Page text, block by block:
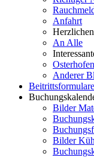
Anfahrt
An Alle
Anderer
Beitrittsformulare
Bilder
Bilder